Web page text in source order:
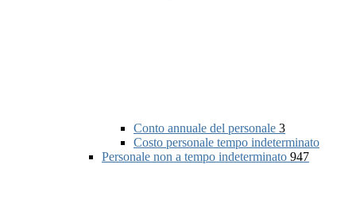
Conto annuale del personale 3
Costo personale tempo indeterminato
Personale non a tempo indeterminato 947